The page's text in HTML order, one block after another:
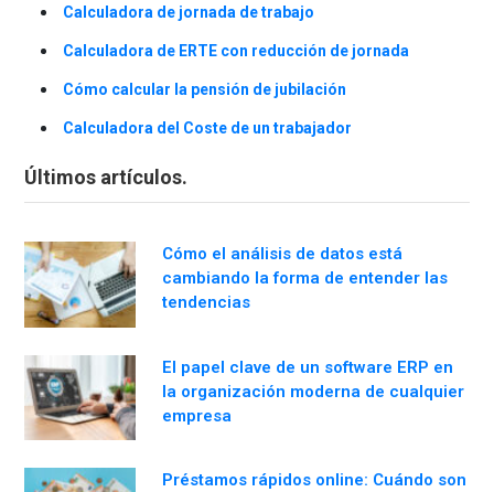
Calculadora de jornada de trabajo
Calculadora de ERTE con reducción de jornada
Cómo calcular la pensión de jubilación
Calculadora del Coste de un trabajador
Últimos artículos.
Cómo el análisis de datos está
cambiando la forma de entender las
tendencias
El papel clave de un software ERP en
la organización moderna de cualquier
empresa
Préstamos rápidos online: Cuándo son